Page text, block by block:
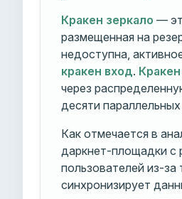
Кракен зеркало —
размещенная на
недоступна,
кракен вход.
через
десяти
Как отмечается в
даркнет-площадки с
пользователей из-за
синхронизирует